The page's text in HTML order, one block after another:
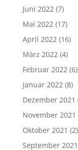
Juni 2022(7)
Mai 2022(17)
April 2022(16)
März 2022(4)
Februar 2022(6)
Januar 2022(8)
Dezember 2021
November 2021
Oktober 2021 (2)
September 2021